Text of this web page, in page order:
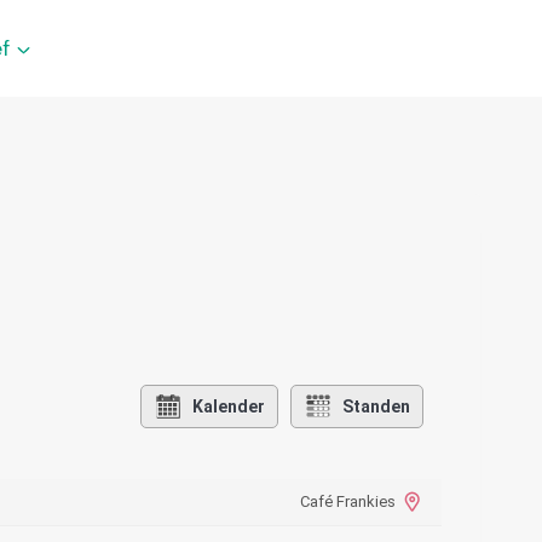
Kalender Standen
Café Frankies